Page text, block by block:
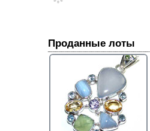
Проданные лоты